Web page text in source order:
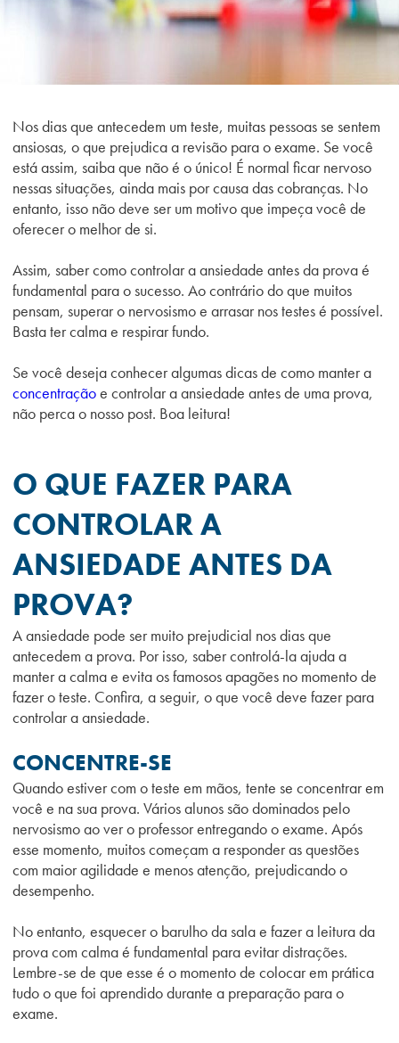
Nos dias que antecedem um teste, muitas pessoas se sentem
ansiosas, o que prejudica a revisão para o exame. Se você
está assim, saiba que não é o único! É normal ficar nervoso
nessas situações, ainda mais por causa das cobranças. No
entanto, isso não deve ser um motivo que impeça você de
oferecer o melhor de si.
Assim, saber como controlar a ansiedade antes da prova é
fundamental para o sucesso. Ao contrário do que muitos
pensam, superar o nervosismo e arrasar nos testes é possível.
Basta ter calma e respirar fundo.
Se você deseja conhecer algumas dicas de como manter a
concentraçãoe controlar a ansiedade antes de uma prova,
não perca o nosso post. Boa leitura!
O QUE FAZER PARA
CONTROLAR A
ANSIEDADE ANTES DA
PROVA?
A ansiedade pode ser muito prejudicial nos dias que
antecedem a prova. Por isso, saber controlá-la ajuda a
manter a calma e evita os famosos apagões no momento de
fazer o teste. Confira, a seguir, o que você deve fazer para
controlar a ansiedade.
CONCENTRE-SE
Quando estiver com o teste em mãos, tente se concentrar em
você e na sua prova. Vários alunos são dominados pelo
nervosismo ao ver o professor entregando o exame. Após
esse momento, muitos começam a responder as questões
com maior agilidade e menos atenção, prejudicando o
desempenho.
No entanto, esquecer o barulho da sala e fazer a leitura da
prova com calma é fundamental para evitar distrações.
Lembre-se de que esse é o momento de colocar em prática
tudo o que foi aprendido durante a preparação para o
exame.